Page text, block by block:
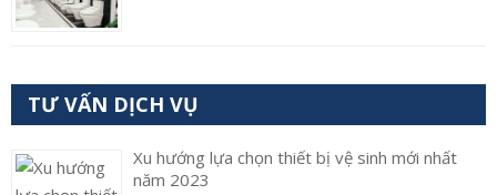
TƯ VẤN DỊCH VỤ
Xu hướng lựa chọn thiết bị vệ sinh mới nhất
năm 2023